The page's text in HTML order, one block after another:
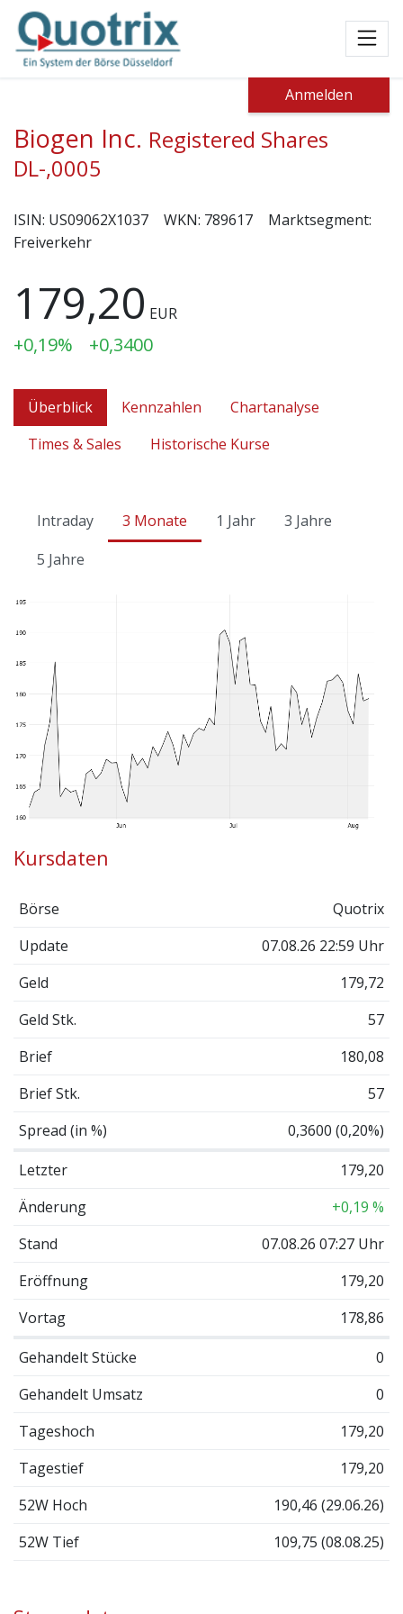
Anmelden
Biogen Inc. Registered Shares
DL-,0005
ISIN: US09062X1037 WKN: 789617
Marktsegment:
Freiverkehr
179,20 EUR
+0,19% +0,3400
Überblick Kennzahlen
Chartanalyse
Times & Sales
Historische Kurse
Intraday 3 Monate 1 Jahr
3 Jahre
5 Jahre
Kursdaten
Börse
Quotrix
Update
07.08.26 22:59 Uhr
Geld
179,72
Geld Stk.
57
Brief
180,08
Brief Stk.
57
Spread (in %)
0,3600 (0,20%)
Letzter
179,20
Änderung
+0,19 %
Stand
07.08.26 07:27 Uhr
Eröffnung
179,20
Vortag
178,86
Gehandelt Stücke
0
Gehandelt Umsatz
0
Tageshoch
179,20
Tagestief
179,20
52W Hoch
190,46 (29.06.26)
52W Tief
109,75 (08.08.25)